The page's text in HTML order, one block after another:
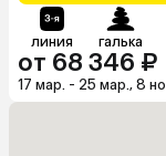
линия галька
от 68 346 ₽
17 мар. - 25 мар., 8